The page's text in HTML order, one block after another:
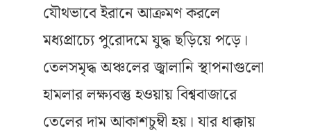
যৌথভাবে ইরানে আক্রমণ করলে
মধ্যপ্রাচ্যে পুরোদমে যুদ্ধ ছড়িয়ে পড়ে।
তেলসমৃদ্ধ অঞ্চলের জ্বালানি স্থাপনাগুলো
হামলার লক্ষ্যবস্তু হওয়ায় বিশ্ববাজারে
তেলের দাম আকাশচুম্বী হয়। যার ধাক্কায়